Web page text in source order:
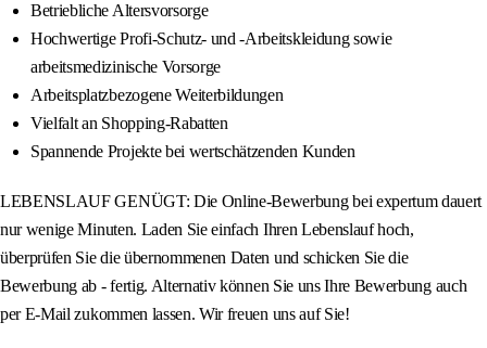
Betriebliche Altersvorsorge
Hochwertige Profi-Schutz- und -Arbeitskleidung sowie
arbeitsmedizinische Vorsorge
Arbeitsplatzbezogene Weiterbildungen
Vielfalt an Shopping-Rabatten
Spannende Projekte bei wertschätzenden Kunden
LEBENSLAUF GENÜGT: Die Online-Bewerbung bei expertum dauert
nur wenige Minuten. Laden Sie einfach Ihren Lebenslauf hoch,
überprüfen Sie die übernommenen Daten und schicken Sie die
Bewerbung ab - fertig. Alternativ können Sie uns Ihre Bewerbung auch
per E-Mail zukommen lassen. Wir freuen uns auf Sie!